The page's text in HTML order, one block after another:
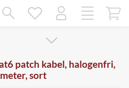
patch kabel, halogenfri,
sort